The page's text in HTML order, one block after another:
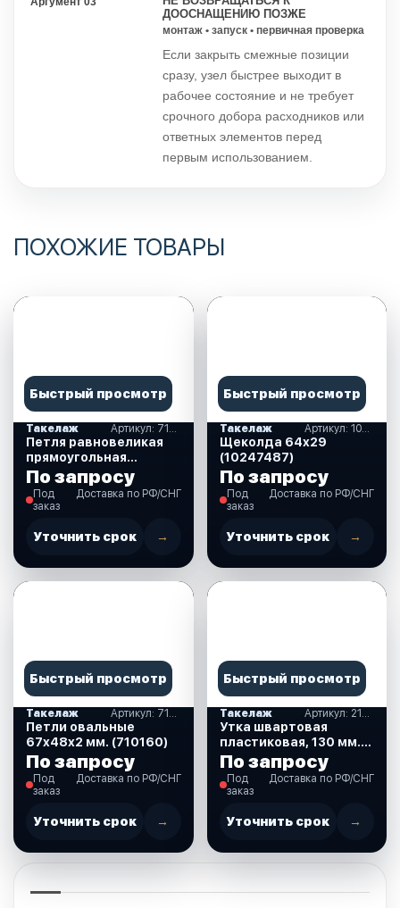
ДООСНАЩЕНИЮ ПОЗЖЕ
монтаж • запуск • первичная проверка
Если закрыть смежные позиции
сразу, узел быстрее выходит в
рабочее состояние и не требует
срочного добора расходников или
ответных элементов перед
первым использованием.
ПОХОЖИЕ ТОВАРЫ
Быстрый просмотр
Такелаж Артикул: 710164
Петля равновеликая
прямоугольная
40х40х2 мм. Нерж
(710164)
По запросу
Под
заказ
Доставка по РФ/СНГ
Уточнить срок →
Быстрый просмотр
Такелаж Артикул: 10247487
Щеколда 64х29
(10247487)
По запросу
Под
заказ
Доставка по РФ/СНГ
Уточнить срок →
Быстрый просмотр
Такелаж Артикул: 710160
Петли овальные
67х48х2 мм. (710160)
По запросу
Под
заказ
Доставка по РФ/СНГ
Уточнить срок →
Быстрый просмотр
Такелаж Артикул: 210002
Утка швартовая
пластиковая, 130 мм.
(210002)
По запросу
Под
заказ
Доставка по РФ/СНГ
Уточнить срок →